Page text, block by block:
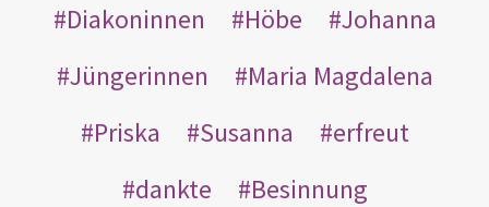
Diakoninnen
Höbe
Johanna
Jüngerinnen
Maria Magdalena
Priska
Susanna
erfreut
dankte
Besinnung